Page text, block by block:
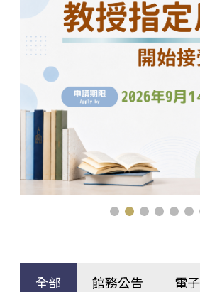
全部 館務公告 電